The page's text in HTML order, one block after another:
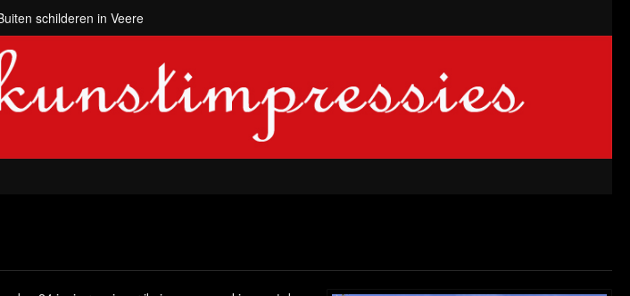
schilderen in Veere